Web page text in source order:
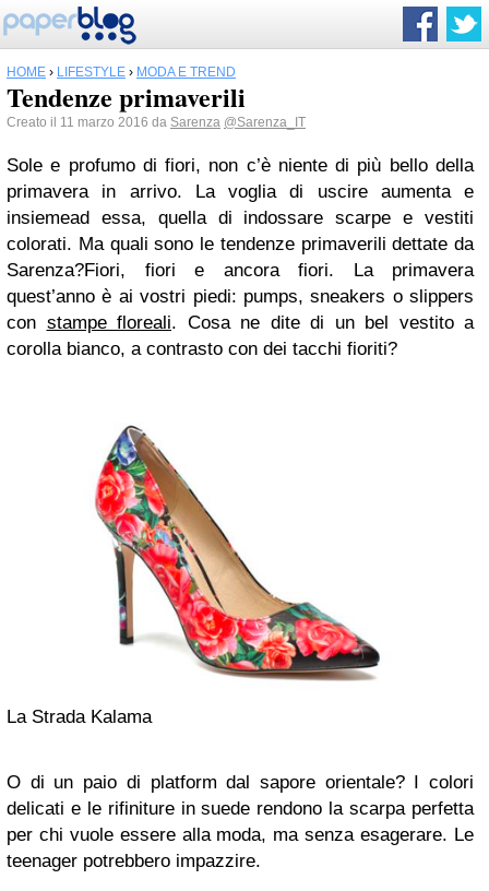
HOME › LIFESTYLE › MODA E TREND
Tendenze primaverili
Creato il 11 marzo 2016 da Sarenza @Sarenza_IT
Sole e profumo di fiori, non c’è niente di più bello della
primavera in arrivo. La voglia di uscire aumenta e
insiemead essa, quella di indossare scarpe e vestiti
colorati. Ma quali sono le tendenze primaverili dettate da
Sarenza?Fiori, fiori e ancora fiori. La primavera
quest’anno è ai vostri piedi: pumps, sneakers o slippers
con stampe floreali. Cosa ne dite di un bel vestito a
corolla bianco, a contrasto con dei tacchi fioriti?
La Strada Kalama
O di un paio di platform dal sapore orientale? I colori
delicati e le rifiniture in suede rendono la scarpa perfetta
per chi vuole essere alla moda, ma senza esagerare. Le
teenager potrebbero impazzire.